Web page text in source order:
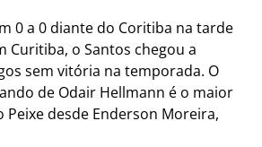
0 a 0 diante do Coritiba na tarde
Curitiba, o Santos chegou a
sem vitória na temporada. O
de Odair Hellmann é o maior
Peixe desde Enderson Moreira,